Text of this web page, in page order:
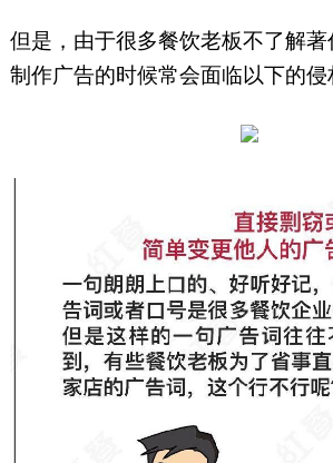
但是，由于很多餐饮老板不了解
制作广告的时候常会面临以下的侵